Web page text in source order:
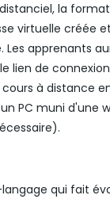
la
virtuelle créée
Les apprenants
lien de
à distance
PC muni d'une
qui fait